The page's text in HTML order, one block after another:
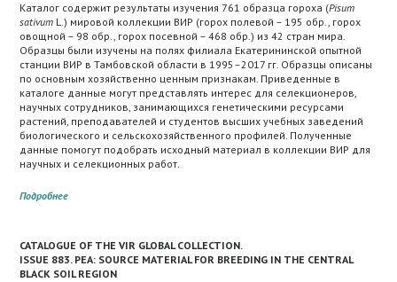
Каталог содержит результаты изучения 761 образца гороха (Pisum
sativum L.) мировой коллекции ВИР (горох полевой – 195 обр., горох
овощной – 98 обр., горох посевной – 468 обр.) из 42 стран мира.
Образцы были изучены на полях филиала Екатерининской опытной
станции ВИР в Тамбовской области в 1995–2017 гг. Образцы описаны
по основным хозяйственно ценным признакам. Приведенные в
каталоге данные могут представлять интерес для селекционеров,
научных сотрудников, занимающихся генетическими ресурсами
растений, преподавателей и студентов высших учебных заведений
биологического и сельскохозяйственного профилей. Полученные
данные помогут подобрать исходный материал в коллекции ВИР для
научных и селекционных работ.
Подробнее
CATALOGUE OF THE VIR GLOBAL COLLECTION.
ISSUE 883. PEA: SOURCE MATERIAL FOR BREEDING IN THE CENTRAL
BLACK SOIL REGION